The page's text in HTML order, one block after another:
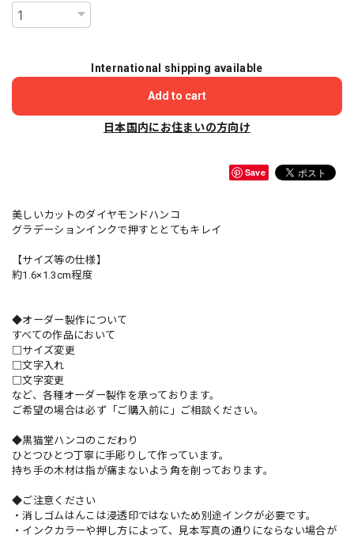
International shipping available
Add to cart
日本国内にお住まいの方向け
Save
美しいカットのダイヤモンドハンコ
グラデーションインクで押すととてもキレイ
【サイズ等の仕様】
約1.6×1.3cm程度
◆オーダー製作について
すべての作品において
□サイズ変更
□文字入れ
□文字変更
など、各種オーダー製作を承っております。
ご希望の場合は必ず「ご購入前に」ご相談ください。
◆黒猫堂ハンコのこだわり
ひとつひとつ丁寧に手彫りして作っています。
持ち手の木材は指が痛まないよう角を削っております。
◆ご注意ください
・消しゴムはんこは浸透印ではないため別途インクが必要です。
・インクカラーや押し方によって、見本写真の通りにならない場合が